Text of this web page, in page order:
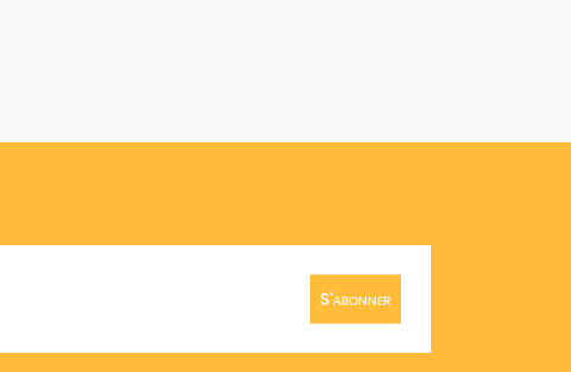
S'abonner